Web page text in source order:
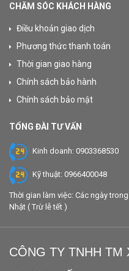
CHĂM SÓC KHÁCH HÀNG
Điều khoản giao dịch
Phương thức thanh toán
Thời gian giao hàng
Chính sách bảo hành
Chính sách bảo mật
TỔNG ĐÀI TƯ VẤN
Kinh doanh: 0903368530
Kỹ thuật: 0966400048
Thời gian làm việc: Các ngày
Nhật ( Trừ lễ tết )
CÔNG TY TNHH TM